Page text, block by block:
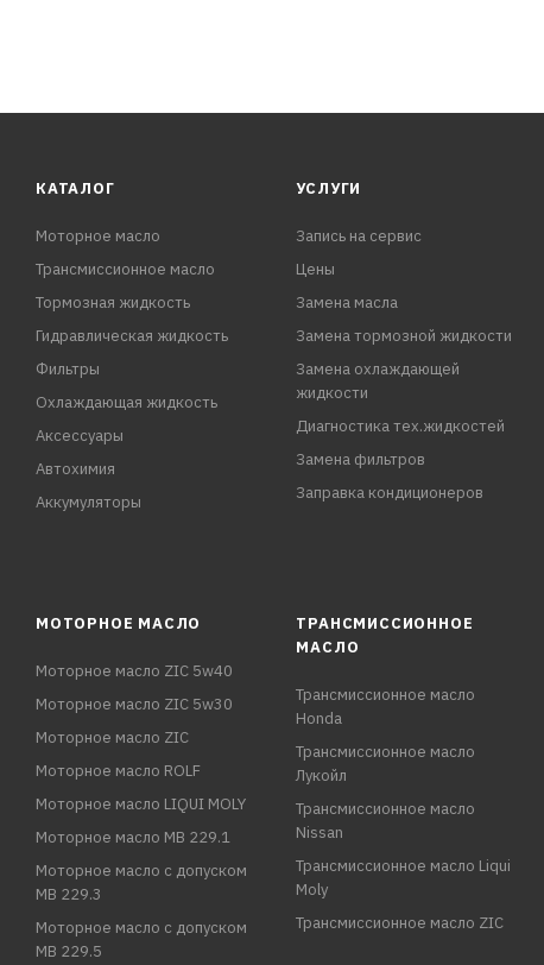
КАТАЛОГ
Моторное масло
Трансмиссионное масло
Тормозная жидкость
Гидравлическая жидкость
Фильтры
Охлаждающая жидкость
Аксессуары
Автохимия
Аккумуляторы
УСЛУГИ
Запись на сервис
Цены
Замена масла
Замена тормозной жидкости
Замена охлаждающей
жидкости
Диагностика тех.жидкостей
Замена фильтров
Заправка кондиционеров
МОТОРНОЕ МАСЛО
Моторное масло ZIC 5w40
Моторное масло ZIC 5w30
Моторное масло ZIC
Моторное масло ROLF
Моторное масло LIQUI MOLY
Моторное масло MB 229.1
Моторное масло с допуском
MB 229.3
Моторное масло с допуском
MB 229.5
ТРАНСМИССИОННОЕ
МАСЛО
Трансмиссионное масло
Honda
Трансмиссионное масло
Лукойл
Трансмиссионное масло
Nissan
Трансмиссионное масло Liqui
Moly
Трансмиссионное масло ZIC